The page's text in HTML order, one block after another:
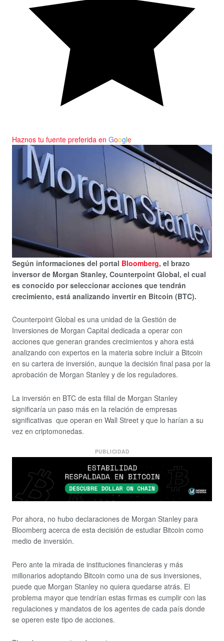
Haznos tu fuente preferida en Google
Según informaciones del portal Bloomberg, el brazo
inversor de Morgan Stanley, Counterpoint Global, el cual
es conocido por seleccionar acciones que tendrán
crecimiento, está analizando invertir en Bitcoin (BTC).
Counterpoint Global es una unidad de la Gestión de
Inversiones de Morgan Capital dedicada a operar con
acciones que generan grandes crecimientos y ahora está
analizando con expertos en la materia sobre incluir a Bitcoin
en su cartera de inversión, aunque la decisión final pasa por la
aprobación de Morgan Stanley y de los reguladores.
La inversión en BTC de esta filial de Morgan Stanley
significaría un paso más en la relación de empresas
significativas que operan en Wall Street y que lo harían a su
vez en criptomonedas.
PUBLICIDAD
Por ahora, no hubo declaraciones de Morgan Stanley para
Bloomberg acerca de esta decisión de estudiar Bitcoin como
medio de inversión.
Pero ante la mirada de instituciones financieras y más
millonarios adoptando Bitcoin como una de sus inversiones,
puede que Morgan Stanley no quiera quedarse atrás. El
problema mayor que tendrían estas firmas es cumplir con las
regulaciones y mandatos de los agentes de cada país donde
se operen este tipo de acciones.